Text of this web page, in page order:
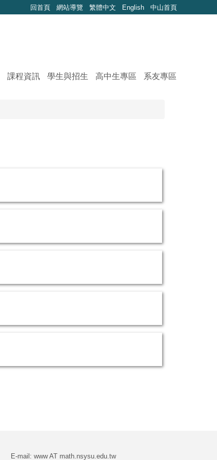
回首頁 網站導覽 繁體中文 English 中山首頁
課程資訊 學生與招生 高中生專區 系友專區
E-mail: www AT math.nsysu.edu.tw